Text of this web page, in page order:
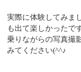
実際に体験してみま
も出て楽しかったです
乗りながらの写真撮
みてください(^^♪